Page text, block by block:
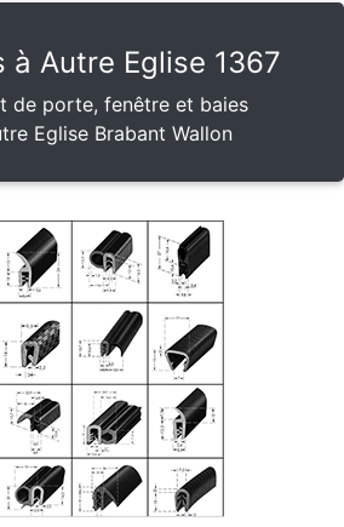
à Autre Eglise 1367
de porte, fenêtre et baies
Eglise Brabant Wallon